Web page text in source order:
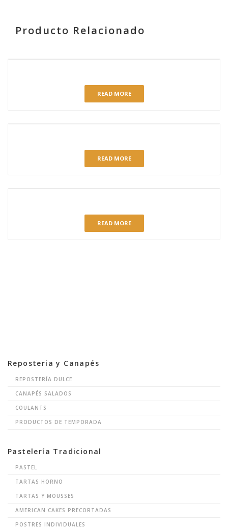
Producto Relacionado
READ MORE
READ MORE
READ MORE
Reposteria y Canapés
REPOSTERÍA DULCE
CANAPÉS SALADOS
COULANTS
PRODUCTOS DE TEMPORADA
Pastelería Tradicional
PASTEL
TARTAS HORNO
TARTAS Y MOUSSES
AMERICAN CAKES PRECORTADAS
POSTRES INDIVIDUALES